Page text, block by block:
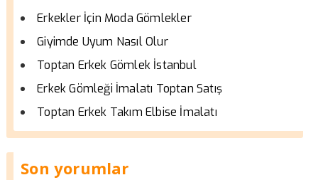
Erkekler İçin Moda Gömlekler
Giyimde Uyum Nasıl Olur
Toptan Erkek Gömlek İstanbul
Erkek Gömleği İmalatı Toptan Satış
Toptan Erkek Takım Elbise İmalatı
Son yorumlar